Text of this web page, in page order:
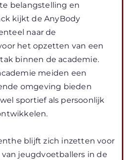
belangstelling en
kijkt de AnyBody
naar de
het opzetten van een
binnen de academie.
meiden een
omgeving bieden
sportief als persoonlijk
blijft zich inzetten voor
jeugdvoetballers in de